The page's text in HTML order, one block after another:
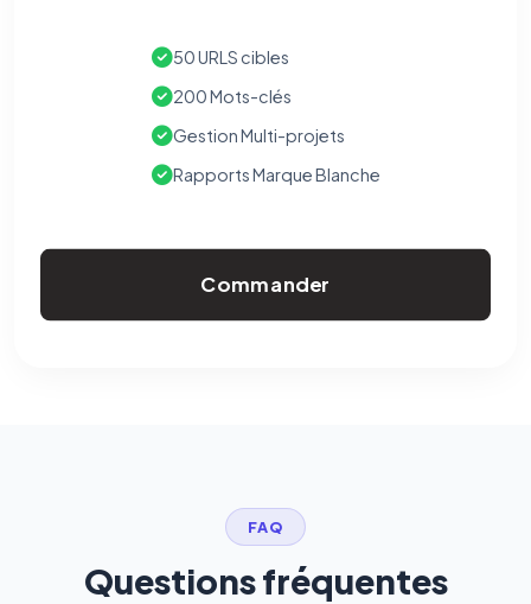
50 URLS cibles
200 Mots-clés
Gestion Multi-projets
Rapports Marque Blanche
Commander
FAQ
Questions fréquentes